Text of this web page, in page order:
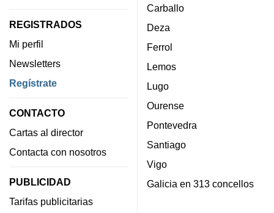
REGISTRADOS
Mi perfil
Newsletters
Regístrate
CONTACTO
Cartas al director
Contacta con nosotros
PUBLICIDAD
Tarifas publicitarias
Carballo
Deza
Ferrol
Lemos
Lugo
Ourense
Pontevedra
Santiago
Vigo
Galicia en 313 concellos